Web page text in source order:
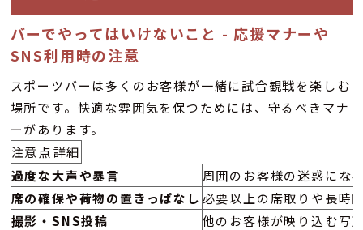
バーでやってはいけないこと - 応援マナーや
SNS利用時の注意
スポーツバーは多くのお客様が一緒に試合観戦を楽しむ
場所です。快適な雰囲気を保つためには、守るべきマナ
ーがあります。
注意点詳細
過度な大声や暴言
周囲のお客様の迷惑にな
席の確保や荷物の置きっぱなし 必要以上の席取りや長時
撮影・SNS投稿
他のお客様が映り込む写